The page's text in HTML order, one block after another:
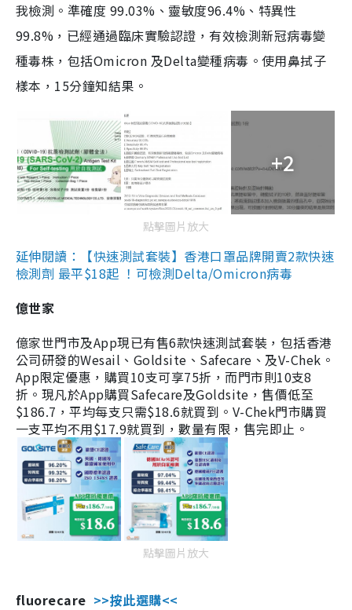
我檢測。準確度 99.03%、靈敏度96.4%、特異性
99.8%，已經通過臨床實驗認證，有效檢測新冠病毒變
種毒株，包括Omicron 及Delta變種病毒。使用鼻拭子
樣本，15分鐘知結果。
+2
點擊圖片放大
延伸閱讀：【快速測試套裝】香港口罩品牌開賣2款快速
檢測劑 最平$18起 ！可檢測Delta/Omicron病毒
億世家
億家世門市及App現已有售6款快速測試套裝，包括香港
公司研發的Wesail、Goldsite、Safecare、及V-Chek。
App限定優惠，購買10支可享75折，而門市則10支8
折。現凡於App購買Safecare及Goldsite，售價低至
$186.7，平均每支只需$18.6就買到。V-Chek門市購買
一支平均不用$17.9就買到，數量有限，售完即止。
點擊圖片放大
fluorecare >>按此選購<<